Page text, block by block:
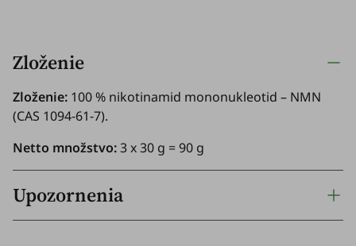
Zloženie
Zloženie: 100 % nikotinamid mononukleotid – NMN
(CAS 1094-61-7).
Netto množstvo:3 x 30 g = 90 g
Upozornenia